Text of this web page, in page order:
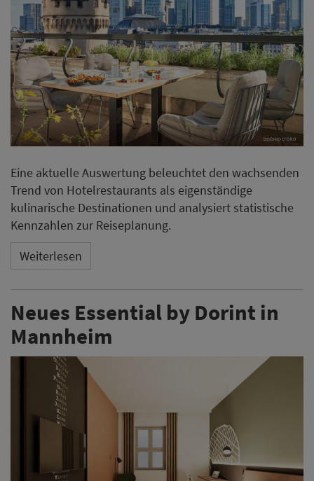
Eine aktuelle Auswertung beleuchtet den wachsenden
Trend von Hotelrestaurants als eigenständige
kulinarische Destinationen und analysiert statistische
Kennzahlen zur Reiseplanung.
Weiterlesen
Neues Essential by Dorint in
Mannheim